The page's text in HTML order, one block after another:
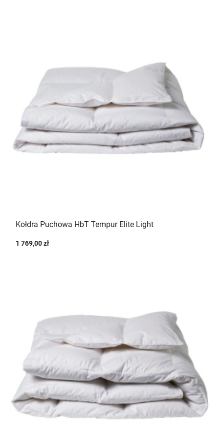
Kołdra Puchowa HbT Tempur Elite Light
1 769,00 zł